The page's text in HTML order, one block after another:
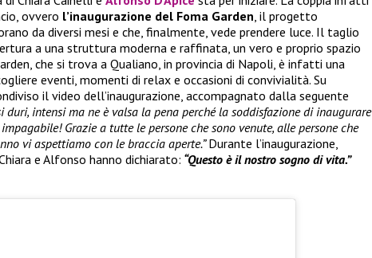
ovvero l’inaugurazione del Foma Garden, il progetto
da diversi mesi e che, finalmente, vede prendere luce. Il taglio
a una struttura moderna e raffinata, un vero e proprio spazio
che si trova a Qualiano, in provincia di Napoli, è infatti una
eventi, momenti di relax e occasioni di convivialità. Su
il video dell’inaugurazione, accompagnato dalla seguente
duri, intensi ma ne è valsa la pena perché la soddisfazione di inaugurare
Grazie a tutte le persone che sono venute, alle persone che
vi aspettiamo con le braccia aperte.”Durante l’inaugurazione,
e Alfonso hanno dichiarato: “Questo è il nostro sogno di vita.”